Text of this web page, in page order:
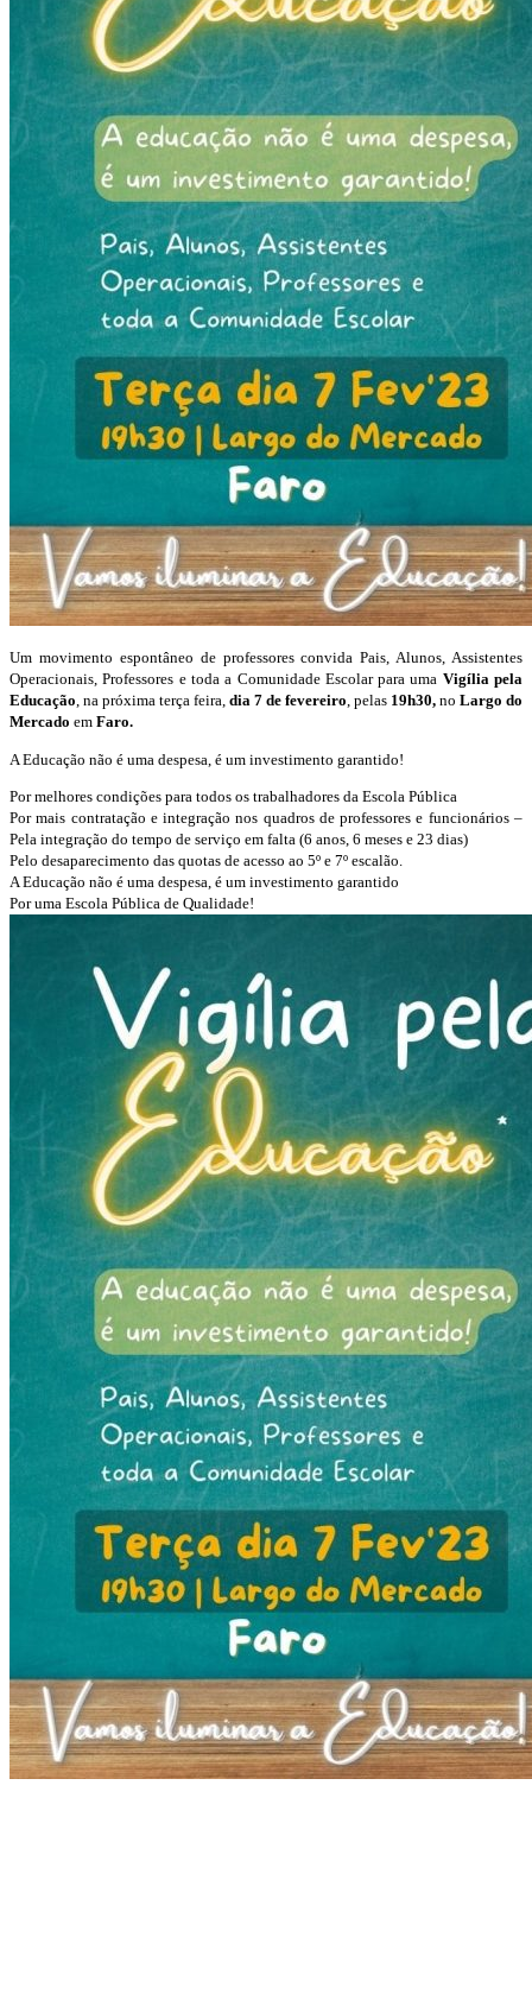
Um movimento espontâneo de professores convida Pais, Alunos, Assistentes
Operacionais, Professores e toda a Comunidade Escolar para uma Vigília pela
Educação, na próxima terça feira, dia 7 de fevereiro, pelas 19h30, no Largo do
Mercado em Faro.
A Educação não é uma despesa, é um investimento garantido!
Por melhores condições para todos os trabalhadores da Escola Pública
Por mais contratação e integração nos quadros de professores e funcionários –
Pela integração do tempo de serviço em falta (6 anos, 6 meses e 23 dias)
Pelo desaparecimento das quotas de acesso ao 5º e 7º escalão.
A Educação não é uma despesa, é um investimento garantido
Por uma Escola Pública de Qualidade!